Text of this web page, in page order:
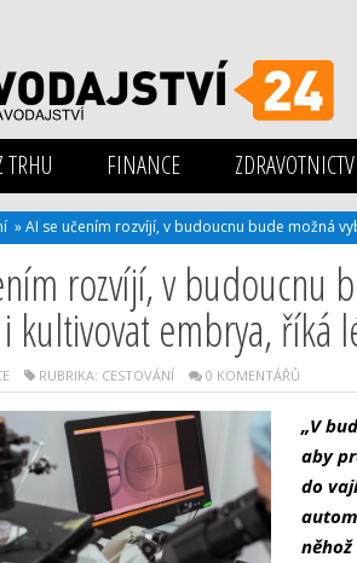
TRHU FINANCE
»AI se učením rozvíjí, v budoucnu bude možná
rozvíjí, v budoucnu
kultivovat embrya, říká
RUBRIKA: CESTOVÁNÍ 0 KOMENTÁŘŮ
„V
aby
do